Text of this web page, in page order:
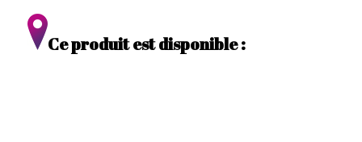
Ce produit est disponible :